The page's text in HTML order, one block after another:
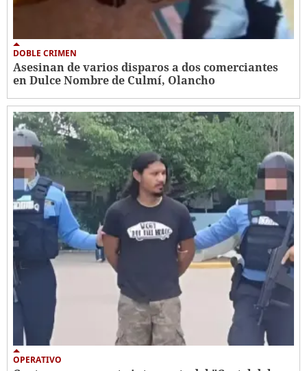
DOBLE CRIMEN
Asesinan de varios disparos a dos comerciantes
en Dulce Nombre de Culmí, Olancho
OPERATIVO